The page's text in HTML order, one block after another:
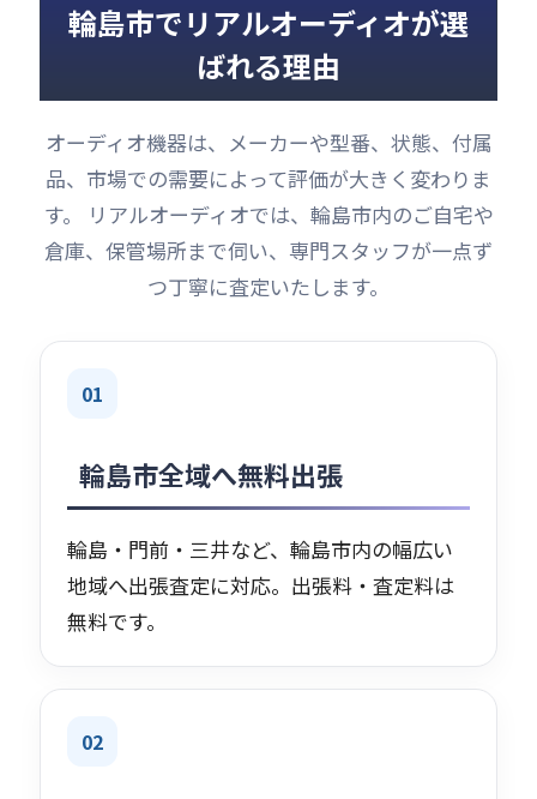
輪島市でリアルオーディオが選
ばれる理由
オーディオ機器は、メーカーや型番、状態、付属
品、市場での需要によって評価が大きく変わりま
す。 リアルオーディオでは、輪島市内のご自宅や
倉庫、保管場所まで伺い、専門スタッフが一点ず
つ丁寧に査定いたします。
01
輪島市全域へ無料出張
輪島・門前・三井など、輪島市内の幅広い
地域へ出張査定に対応。出張料・査定料は
無料です。
02